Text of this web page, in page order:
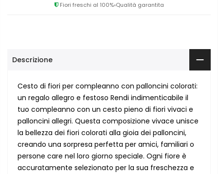
Fiori freschi al 100% Qualità garantita
Descrizione
Cesto di fiori per compleanno con palloncini colorati:
un regalo allegro e festoso Rendi indimenticabile il
tuo compleanno con un cesto pieno di fiori vivaci e
palloncini allegri. Questa composizione vivace unisce
la bellezza dei fiori colorati alla gioia dei palloncini,
creando una sorpresa perfetta per amici, familiari o
persone care nel loro giorno speciale. Ogni fiore è
accuratamente selezionato per la sua freschezza e